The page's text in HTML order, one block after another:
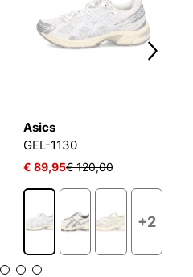
Asics
GEL-1130
€ 89,95€ 120,00
+2